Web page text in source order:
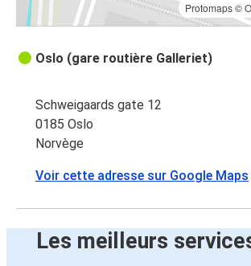
Protomaps©
Oslo (gare routière Galleriet)
Schweigaards gate 12
0185 Oslo
Norvège
Voir cette adresse sur Google Maps
Les meilleurs